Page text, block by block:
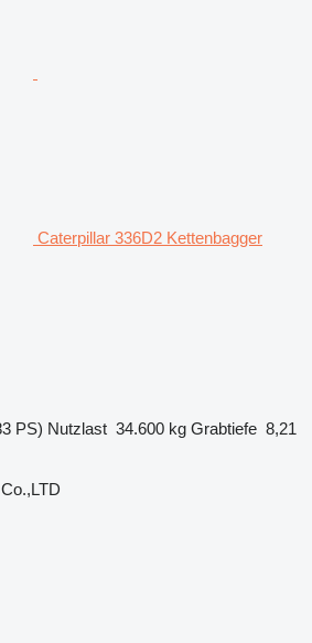
Caterpillar 336D2 Kettenbagger
PS) Nutzlast 34.600 kg Grabtiefe 8,21